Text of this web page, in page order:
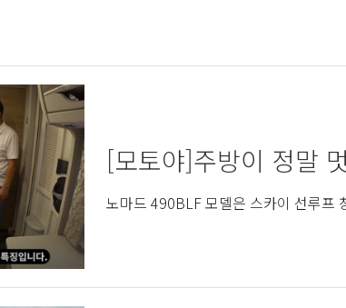
[모토야]주방이 정말
노마드 490BLF 모델은 스카이 선루프